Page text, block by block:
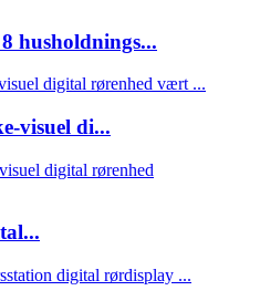
husholdnings...
visuel di...